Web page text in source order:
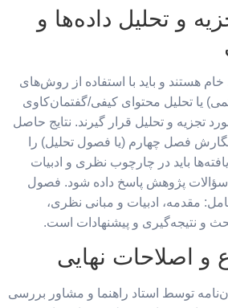
و تحلیل داده‌ها و
هستند و باید با استفاده از روش‌های
یا تحلیل محتوای کیفی/گفتمان‌کاوی
تجزیه و تحلیل قرار گیرند. نتایج حاصل
فصل چهارم (یا فصول تحلیل) را
باید در چارچوب نظری و ادبیات
سؤالات پژوهش پاسخ داده شود. فصول
مقدمه، ادبیات و مبانی نظری،
و نتیجه‌گیری و پیشنهادات است.
و اصلاحات نهایی
توسط استاد راهنما و مشاور بررسی